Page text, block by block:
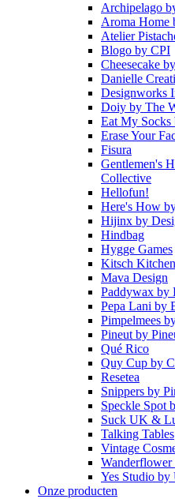
Archipelago
Aroma Home
Atelier
Blogo by CPI
Cheesecake by
Danielle
Designworks
Doiy by The
Eat My Socks
Erase Your
Fisura
Gentlemen's
Collective
Hellofun!
Here's How
Hijinx by
Hindbag
Hygge Games
Kitsch Kitchen
Mava Design
Paddywax by
Pepa Lani by
Pimpelmees
Pineutby
Qué Rico
Quy Cup by
Resetea
Snippers by
Speckle Spot
Suck UK &
Talking Tables
Vintage
Wanderflower
Yes Studio by
Onze producten